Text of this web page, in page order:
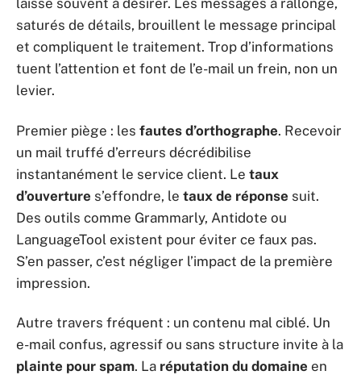
laisse souvent à désirer. Les messages à rallonge,
saturés de détails, brouillent le message principal
et compliquent le traitement. Trop d’informations
tuent l’attention et font de l’e-mail un frein, non un
levier.
Premier piège : les fautes d’orthographe. Recevoir
un mail truffé d’erreurs décrédibilise
instantanément le service client. Le taux
d’ouverture s’effondre, le taux de réponse suit.
Des outils comme Grammarly, Antidote ou
LanguageTool existent pour éviter ce faux pas.
S’en passer, c’est négliger l’impact de la première
impression.
Autre travers fréquent : un contenu mal ciblé. Un
e-mail confus, agressif ou sans structure invite à la
plainte pour spam. La réputation du domaine en